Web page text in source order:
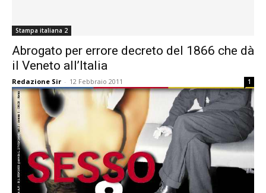
Stampa italiana 2
Abrogato per errore decreto del 1866 che dà
il Veneto all’Italia
Redazione Sir - 12 Febbraio 2011 1